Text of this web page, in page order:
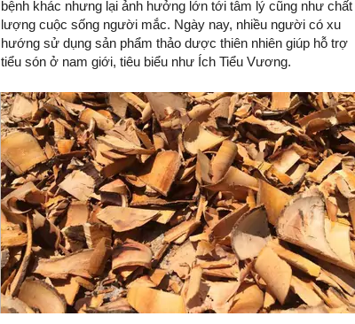
bệnh khác nhưng lại ảnh hưởng lớn tới tâm lý cũng như chất
lượng cuộc sống người mắc. Ngày nay, nhiều người có xu
hướng sử dụng sản phẩm thảo dược thiên nhiên giúp hỗ trợ
tiểu són ở nam giới, tiêu biểu như Ích Tiểu Vương.